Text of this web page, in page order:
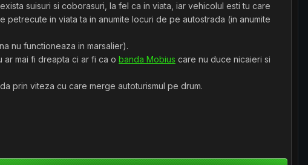
suisuri si coborasuri, la fel ca in viata, iar vehicolul esti tu care
petrecute in viata ta in anumite locuri de pe autostrada (in anumite
nu functioneaza in marsalier).
ar mai fi dreapta ci ar fi ca o banda Mobius care nu duce nicaieri si
prin viteza cu care merge autoturismul pe drum.